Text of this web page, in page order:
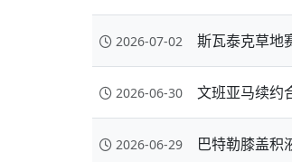
2026-07-02 斯瓦泰克草地
2026-06-30 文班亚马续约
2026-06-29 巴特勒膝盖积